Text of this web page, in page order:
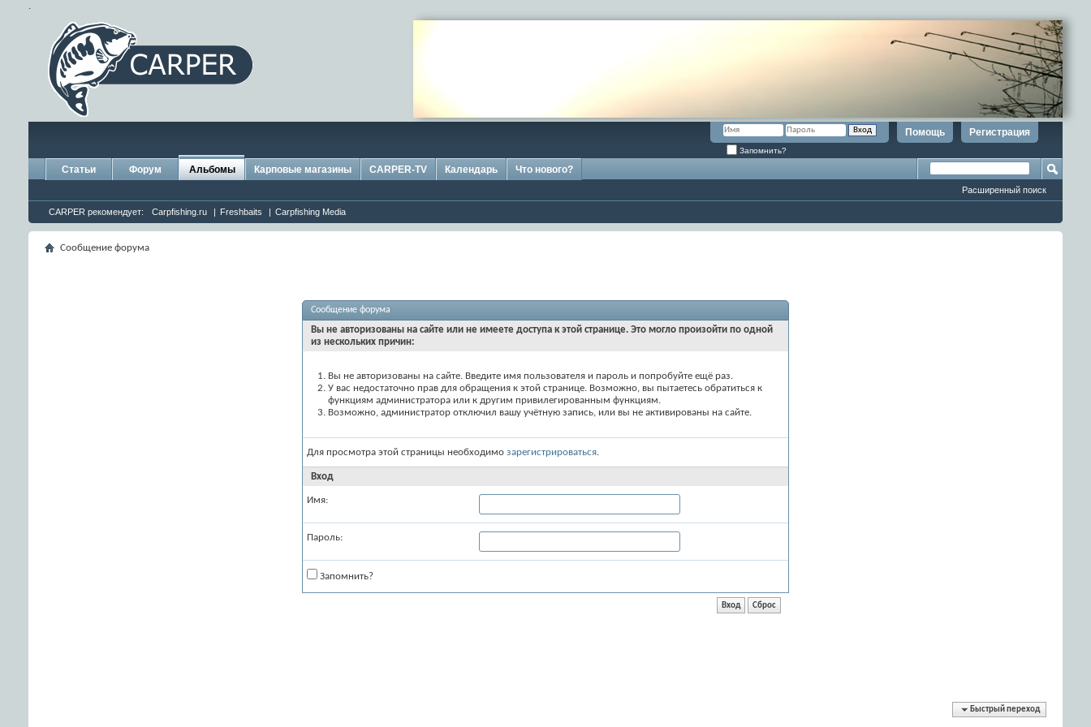
.
Регистрация
Помощь
Запомнить?
Статьи Форум
CARPER рекомендует: Carpfishing.ru | Freshbaits | Carpfishing Media
Альбомы Карповые магазины CARPER-TV Календарь Что нового?
Расширенный поиск
Сообщение форума
Сообщение форума
Вы не авторизованы на сайте или не имеете доступа к этой странице. Это могло произойти по одной
из нескольких причин:
Вы не авторизованы на сайте. Введите имя пользователя и пароль и попробуйте ещё раз.
У вас недостаточно прав для обращения к этой странице. Возможно, вы пытаетесь обратиться к
функциям администратора или к другим привилегированным функциям.
Возможно, администратор отключил вашу учётную запись, или вы не активированы на сайте.
Для просмотра этой страницы необходимо зарегистрироваться.
Вход
Имя:
Пароль:
Запомнить?
Быстрый переход